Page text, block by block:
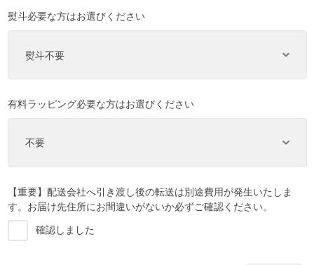
熨斗必要な方はお選びください
有料ラッピング必要な方はお選びください
【重要】配送会社へ引き渡し後の転送は別途費用が発生いたしま
す。お届け先住所にお間違いがないか必ずご確認ください。
確認しました